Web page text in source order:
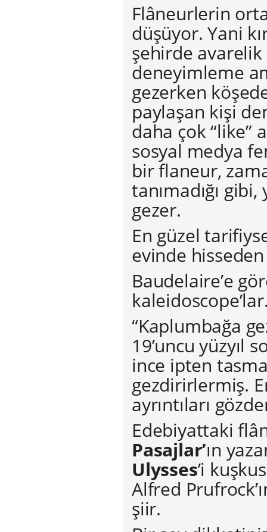
Flâneurlerin
düşüyor. Yani
şehirde avarelik
deneyimleme
gezerken
paylaşan kişi
daha çok “like”
sosyal medya
bir flaneur,
tanımadığı
gezer.
En güzel
evinde hisseden
Baudelaire’e
“Kaplumbağa
19’uncu yüzyıl
ince ipten
gezdirirlermiş.
ayrıntıları
Edebiyattaki
Pasajlar’ın
Ulysses’i
Alfred
şiir.